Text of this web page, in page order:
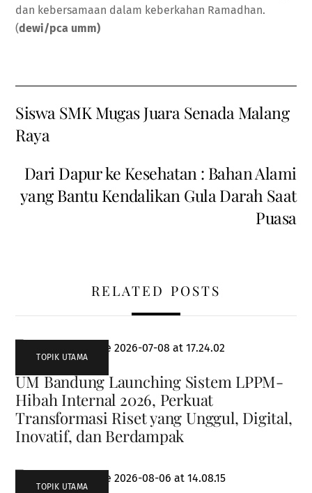
dan kebersamaan dalam keberkahan Ramadhan.
(dewi/pca umm)
Siswa SMK Mugas Juara Senada Malang
Raya
Dari Dapur ke Kesehatan : Bahan Alami
yang Bantu Kendalikan Gula Darah Saat
Puasa
RELATED POSTS
TOPIK UTAMA
UM Bandung Launching Sistem LPPM-
Hibah Internal 2026, Perkuat
Transformasi Riset yang Unggul, Digital,
Inovatif, dan Berdampak
TOPIK UTAMA